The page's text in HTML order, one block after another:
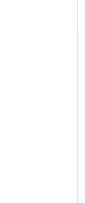
送信しま
てくださ